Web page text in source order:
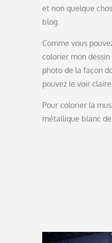
et non quelque
blog.
Comme vous
colorier mon dessin
photo de la façon
pouvez le voir
Pour colorier la
métallique blanc